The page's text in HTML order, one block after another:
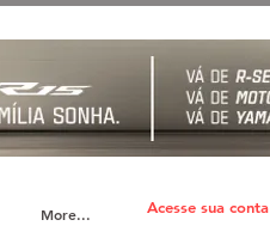
More... Acesse sua conta